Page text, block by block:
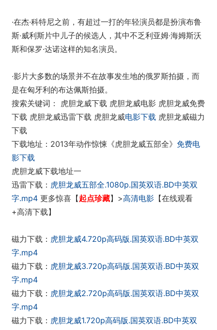
·在杰·科特尼之前，有超过一打的年轻演员都是扮演布鲁
斯·威利斯片中儿子的候选人，其中不乏利亚姆·海姆斯沃
斯和保罗·达诺这样的知名演员。
·影片大多数的场景并不在故事发生地的俄罗斯拍摄，而
是在匈牙利的布达佩斯拍摄。
搜索关键词： 虎胆龙威下载 虎胆龙威电影 虎胆龙威免费
下载 虎胆龙威迅雷下载 虎胆龙威电影下载 虎胆龙威磁力
下载
下载地址：2013年动作惊悚《虎胆龙威五部全》 免费电
影下载
虎胆龙威下载地址一
迅雷下载： 虎胆龙威五部全.1080p.国英双语.BD中英双
字.mp4 更多惊喜【起点珍藏】>高清电影 【在线观看
+高清下载】
磁力下载： 虎胆龙威4.720p高码版.国英双语.BD中英双
字.mp4
磁力下载： 虎胆龙威3.720p高码版.国英双语.BD中英双
字.mp4
磁力下载： 虎胆龙威2.720p高码版.国英双语.BD中英双
字.mp4
磁力下载： 虎胆龙威1.720p高码版.国英双语.BD中英双